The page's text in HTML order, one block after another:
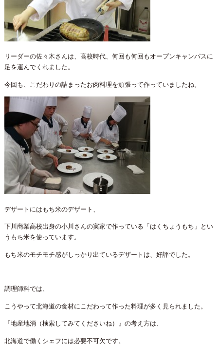
リーダーの佐々木さんは、高校時代、何回も何回もオープンキャンパスに
足を運んでくれました。
今回も、こだわりの詰まったお肉料理を頑張って作っていましたね。
デザートにはもち米のデザート、
下川商業高校出身の小川さんの実家で作っている「はくちょうもち」とい
うもち米を使っています。
もち米のモチモチ感がしっかり出ているデザートは、好評でした。
調理師科では、
こうやって北海道の食材にこだわって作った料理が多く見られました。
『地産地消（検索してみてくださいね）』の考え方は、
北海道で働くシェフには必要不可欠です。